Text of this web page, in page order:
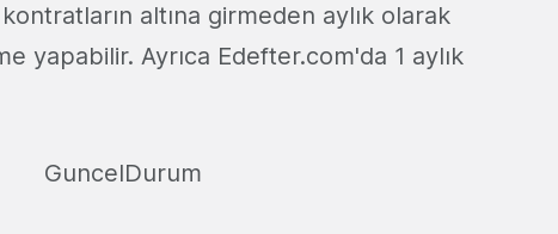
altına girmeden aylık olarak
yapabilir. Ayrıca Edefter.com'da 1 aylık